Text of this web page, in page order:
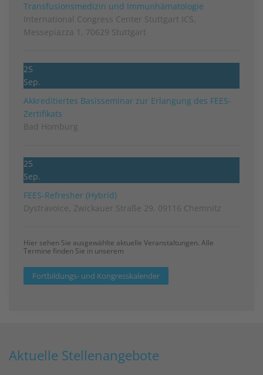
Transfusionsmedizin und Immunhämatologie
International Congress Center Stuttgart ICS,
Messepiazza 1, 70629 Stuttgart
25
Sep.
Akkreditiertes Basisseminar zur Erlangung des FEES-
Zertifikats
Bad Homburg
25
Sep.
FEES-Refresher (Hybrid)
Dystravoice, Zwickauer Straße 29, 09116 Chemnitz
Hier sehen Sie ausgewählte aktuelle Veranstaltungen. Alle
Termine finden Sie in unserem
Fortbildungs- und Kongresskalender
Aktuelle Stellenangebote